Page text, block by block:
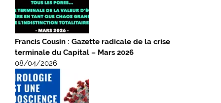
Francis Cousin : Gazette radicale de la crise
terminale du Capital – Mars 2026
08/04/2026